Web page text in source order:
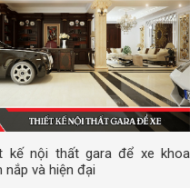
kế nội thất gara để xe khoa
nắp và hiện đại